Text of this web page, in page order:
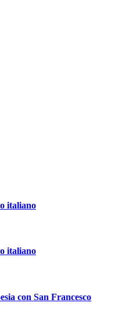
italiano
italiano
con San Francesco